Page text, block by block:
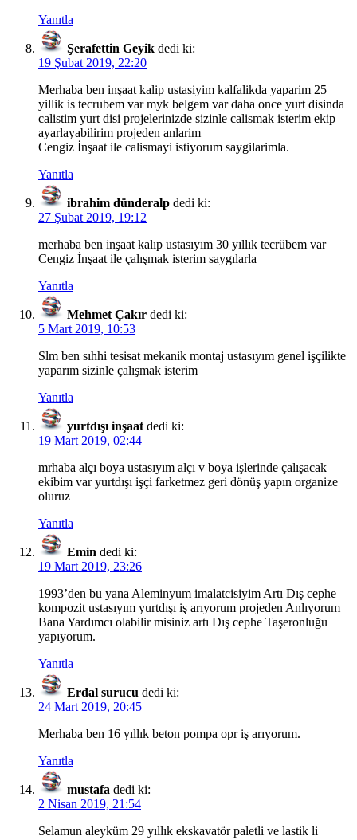
Yanıtla
Şerafettin Geyik dedi ki:
19 Şubat 2019, 22:20
Merhaba ben inşaat kalip ustasiyim kalfalikda yaparim 25
yillik is tecrubem var myk belgem var daha once yurt disinda
calistim yurt disi projelerinizde sizinle calismak isterim ekip
ayarlayabilirim projeden anlarim
Cengiz İnşaat ile calismayi istiyorum saygilarimla.
Yanıtla
ibrahim dünderalp dedi ki:
27 Şubat 2019, 19:12
merhaba ben inşaat kalıp ustasıyım 30 yıllık tecrübem var
Cengiz İnşaat ile çalışmak isterim saygılarla
Yanıtla
Mehmet Çakır dedi ki:
5 Mart 2019, 10:53
Slm ben sıhhi tesisat mekanik montaj ustasıyım genel işçilikte
yaparım sizinle çalışmak isterim
Yanıtla
yurtdışı inşaat dedi ki:
19 Mart 2019, 02:44
mrhaba alçı boya ustasıyım alçı v boya işlerinde çalışacak
ekibim var yurtdışı işçi farketmez geri dönüş yapın organize
oluruz
Yanıtla
Emin dedi ki:
19 Mart 2019, 23:26
1993’den bu yana Aleminyum imalatcisiyim Artı Dış cephe
kompozit ustasıyım yurtdışı iş arıyorum projeden Anlıyorum
Bana Yardımcı olabilir misiniz artı Dış cephe Taşeronluğu
yapıyorum.
Yanıtla
Erdal surucu dedi ki:
24 Mart 2019, 20:45
Merhaba ben 16 yıllık beton pompa opr iş arıyorum.
Yanıtla
mustafa dedi ki:
2 Nisan 2019, 21:54
Selamun aleyküm 29 yıllık ekskavatör paletli ve lastik li